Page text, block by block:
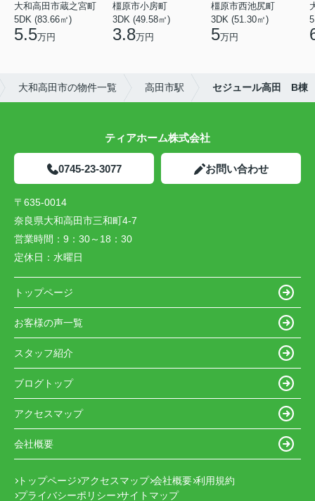
大和高田市蔵之宮町
5DK (83.66㎡)
5.5万円
橿原市小房町
3DK (49.58㎡)
3.8万円
橿原市西池尻町
3DK (51.30㎡)
5万円
大和高田市の物件一覧 高田市駅 セジュール高田 B棟
ティアホーム株式会社
0745-23-3077 お問い合わせ
〒635-0014
奈良県大和高田市三和町4-7
営業時間： 9：30～18：30
定休日： 水曜日
トップページ
お客様の声一覧
スタッフ紹介
ブログトップ
アクセスマップ
会社概要
トップページ アクセスマップ 会社概要 利用規約
プライバシーポリシー サイトマップ